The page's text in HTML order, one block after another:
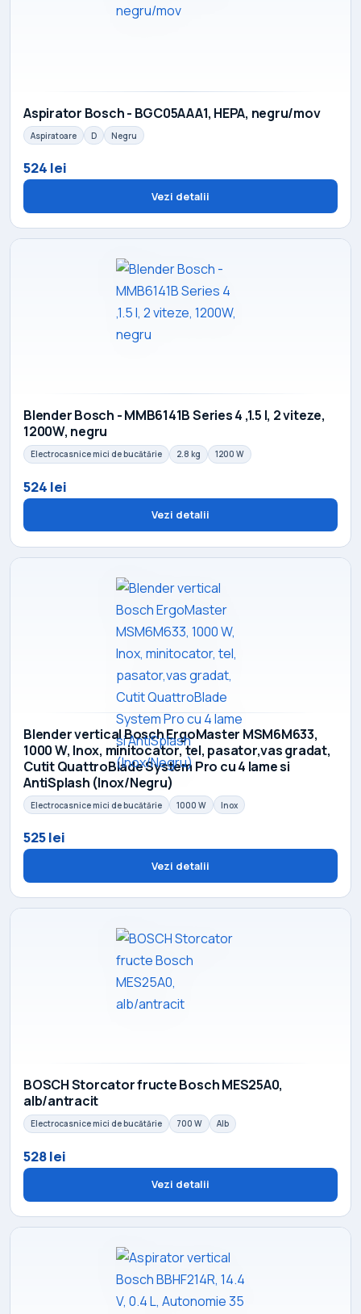
Aspirator Bosch - BGC05AAA1, HEPA, negru/mov
Aspiratoare D Negru
524 lei
Vezi detalii
Blender Bosch - MMB6141B Series 4 ,1.5 l, 2 viteze,
1200W, negru
Electrocasnice mici de bucătărie 2.8 kg 1200 W
524 lei
Vezi detalii
Blender vertical Bosch ErgoMaster MSM6M633,
1000 W, Inox, minitocator, tel, pasator,vas gradat,
Cutit QuattroBlade System Pro cu 4 lame si
AntiSplash (Inox/Negru)
Electrocasnice mici de bucătărie 1000 W Inox
525 lei
Vezi detalii
BOSCH Storcator fructe Bosch MES25A0,
alb/antracit
Electrocasnice mici de bucătărie 700 W Alb
528 lei
Vezi detalii